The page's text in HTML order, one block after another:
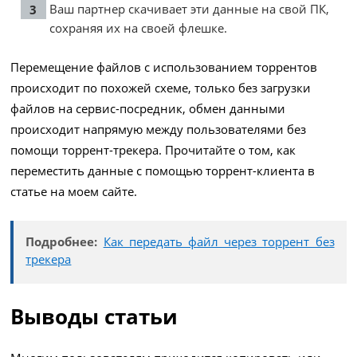
Ваш партнер скачивает эти данные на свой ПК,
сохраняя их на своей флешке.
Перемещение файлов с использованием торрентов
происходит по похожей схеме, только без загрузки
файлов на сервис-посредник, обмен данными
происходит напрямую между пользователями без
помощи торрент-трекера. Прочитайте о том, как
переместить данные с помощью торрент-клиента в
статье на моем сайте.
Подробнее: Как передать файл через торрент без
трекера
Выводы статьи